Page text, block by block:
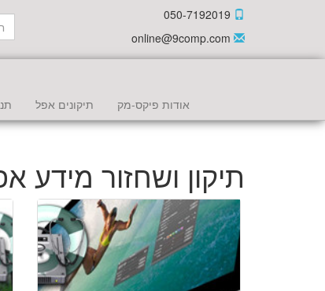
online@9comp.com
אודות פיקס-מק תיקונים אפל
תיקון ושחזור מידע